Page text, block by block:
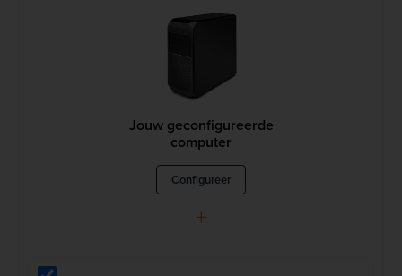
Jouw geconfigureerde
computer
Configureer
+